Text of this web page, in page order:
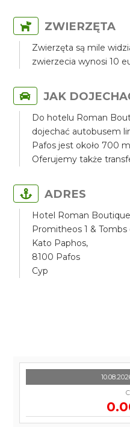
ZWIERZĘTA
Zwierzęta są mile
zwierzecia wynosi 10
JAK
Do hotelu Roman
dojechać autobusem
Pafos jest około 700
Oferujemy także
ADRES
Hotel Roman
Promitheos 1 &
Kato Paphos,
8100 Pafos
Cyp